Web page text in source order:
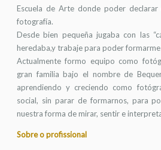
Escuela de Arte donde poder
fotografía.
Desde bien pequeña jugaba con las
heredaba,y trabaje para poder formarme
Actualmente formo equipo como
gran familia bajo el nombre de
aprendiendo y creciendo como
social, sin parar de formarnos, para
nuestra forma de mirar, sentir e
Sobre o profissional